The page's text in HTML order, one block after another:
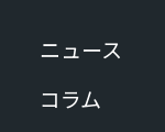
ニュース
コラム